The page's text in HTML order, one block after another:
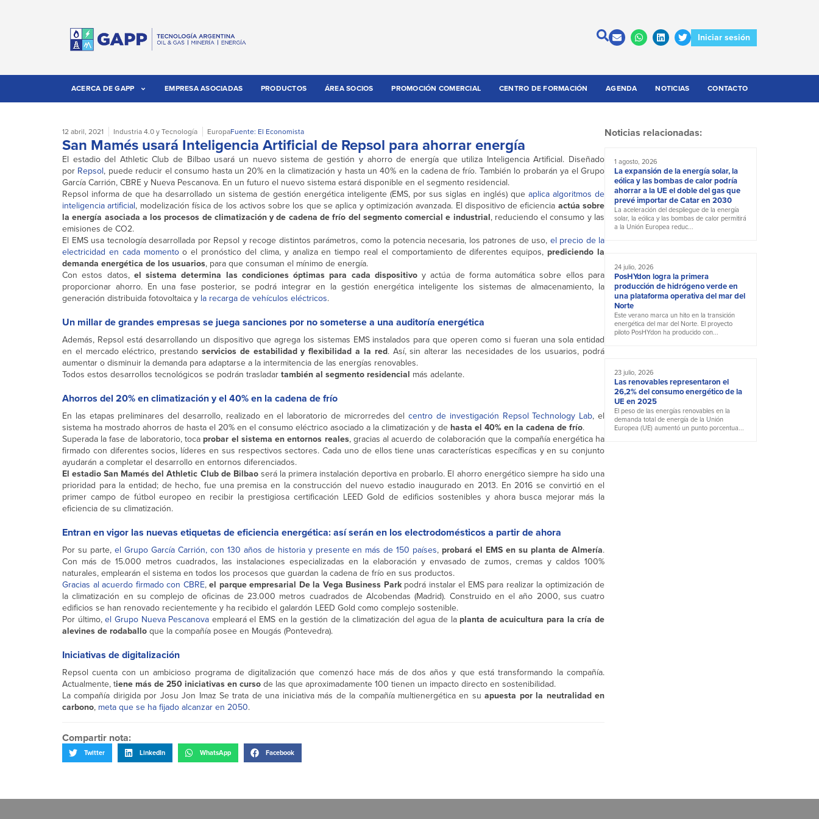
Iniciar sesión
ACERCA DE GAPP EMPRESA ASOCIADAS PRODUCTOS ÁREA SOCIOS PROMOCIÓN COMERCIAL CENTRO DE FORMACIÓN AGENDA NOTICIAS CONTACTO
12 abril, 2021 Industria 4.0 y Tecnología EuropaFuente: El Economista
San Mamés usará Inteligencia Artificial de Repsol para ahorrar energía
El estadio del Athletic Club de Bilbao usará un nuevo sistema de gestión y ahorro de energía que utiliza Inteligencia Artificial. Diseñado
por Repsol, puede reducir el consumo hasta un 20% en la climatización y hasta un 40% en la cadena de frío. También lo probarán ya el Grupo
García Carrión, CBRE y Nueva Pescanova. En un futuro el nuevo sistema estará disponible en el segmento residencial.
Repsol informa de que ha desarrollado un sistema de gestión energética inteligente (EMS, por sus siglas en inglés) que aplica algoritmos de
inteligencia artificial, modelización física de los activos sobre los que se aplica y optimización avanzada. El dispositivo de eficiencia actúa sobre
la energía asociada a los procesos de climatización y de cadena de frío del segmento comercial e industrial, reduciendo el consumo y las
emisiones de CO2.
El EMS usa tecnología desarrollada por Repsol y recoge distintos parámetros, como la potencia necesaria, los patrones de uso, el precio de la
electricidad en cada momentoo el pronóstico del clima, y analiza en tiempo real el comportamiento de diferentes equipos, prediciendo la
demanda energética de los usuarios, para que consuman el mínimo de energía.
Con estos datos, el sistema determina las condiciones óptimas para cada dispositivoy actúa de forma automática sobre ellos para
proporcionar ahorro. En una fase posterior, se podrá integrar en la gestión energética inteligente los sistemas de almacenamiento, la
generación distribuida fotovoltaica y la recarga de vehículos eléctricos.
Un millar de grandes empresas se juega sanciones por no someterse a una auditoría energética
Además, Repsol está desarrollando un dispositivo que agrega los sistemas EMS instalados para que operen como si fueran una sola entidad
en el mercado eléctrico, prestandoservicios de estabilidad y flexibilidad a la red. Así, sin alterar las necesidades de los usuarios, podrá
aumentar o disminuir la demanda para adaptarse a la intermitencia de las energías renovables.
Todos estos desarrollos tecnológicos se podrán trasladartambién al segmento residencial más adelante.
Ahorros del 20% en climatización y el 40% en la cadena de frío
En las etapas preliminares del desarrollo, realizado en el laboratorio de microrredes delcentro de investigación Repsol Technology Lab, el
sistema ha mostrado ahorros de hasta el 20% en el consumo eléctrico asociado a la climatización y de hasta el 40% en la cadena de frío.
Superada la fase de laboratorio, toca probar el sistema en entornos reales, gracias al acuerdo de colaboración que la compañía energética ha
firmado con diferentes socios, líderes en sus respectivos sectores. Cada uno de ellos tiene unas características específicas y en su conjunto
ayudarán a completar el desarrollo en entornos diferenciados.
El estadio San Mamés del Athletic Club de Bilbaoserá la primera instalación deportiva en probarlo. El ahorro energético siempre ha sido una
prioridad para la entidad; de hecho, fue una premisa en la construcción del nuevo estadio inaugurado en 2013. En 2016 se convirtió en el
primer campo de fútbol europeo en recibir la prestigiosa certificación LEED Gold de edificios sostenibles y ahora busca mejorar más la
eficiencia de su climatización.
Entran en vigor las nuevas etiquetas de eficiencia energética: así serán en los electrodomésticos a partir de ahora
Por su parte, el Grupo García Carrión, con 130 años de historia y presente en más de 150 países, probará el EMS en su planta de Almería.
Con más de 15.000 metros cuadrados, las instalaciones especializadas en la elaboración y envasado de zumos, cremas y caldos 100%
naturales, emplearán el sistema en todos los procesos que guardan la cadena de frío en sus productos.
Gracias al acuerdo firmado con CBRE,el parque empresarial De la Vega Business Parkpodrá instalar el EMS para realizar la optimización de
la climatización en su complejo de oficinas de 23.000 metros cuadrados de Alcobendas (Madrid). Construido en el año 2000, sus cuatro
edificios se han renovado recientemente y ha recibido el galardón LEED Gold como complejo sostenible.
Por último,el Grupo Nueva Pescanova empleará el EMS en la gestión de la climatización del agua de la planta de acuicultura para la cría de
alevines de rodaballoque la compañía posee en Mougás (Pontevedra).
Iniciativas de digitalización
Repsol cuenta con un ambicioso programa de digitalización que comenzó hace más de dos años y que está transformando la compañía.
Actualmente, tiene más de 250 iniciativas en cursode las que aproximadamente 100 tienen un impacto directo en sostenibilidad.
La compañía dirigida por Josu Jon Imaz Se trata de una iniciativa más de la compañía multienergética en suapuesta por la neutralidad en
carbono, meta que se ha fijado alcanzar en 2050.
Compartir nota:
Twitter LinkedIn WhatsApp Facebook
Noticias relacionadas:
1 agosto, 2026
La expansión de la energía solar, la
eólica y las bombas de calor podría
ahorrar a la UE el doble del gas que
prevé importar de Catar en 2030
La aceleración del despliegue de la energía
solar, la eólica y las bombas de calor permitirá
a la Unión Europea reduc...
24 julio, 2026
PosHYdon logra la primera
producción de hidrógeno verde en
una plataforma operativa del mar del
Norte
Este verano marca un hito en la transición
energética del mar del Norte. El proyecto
piloto PosHYdon ha producido con...
23 julio, 2026
Las renovables representaron el
26,2% del consumo energético de la
UE en 2025
El peso de las energías renovables en la
demanda total de energía de la Unión
Europea (UE) aumentó un punto porcentua...